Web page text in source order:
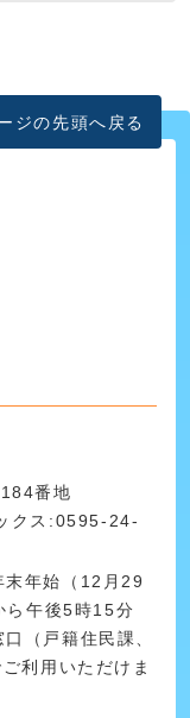
ジの先頭へ戻る
番地
クス:0595-24-
末年始（12月29
ら午後5時15分
（戸籍住民課、
利用いただけま